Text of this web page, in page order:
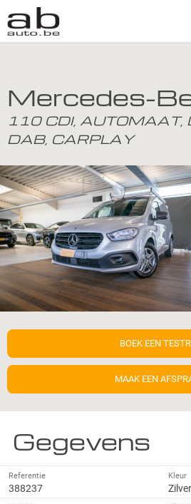
Mercedes-
110 CDI, AUTOMAAT,
DAB, CARPLAY
BOEK EEN
MAAK EEN
Gegevens
Referentie
388237
Kleur
Zilver